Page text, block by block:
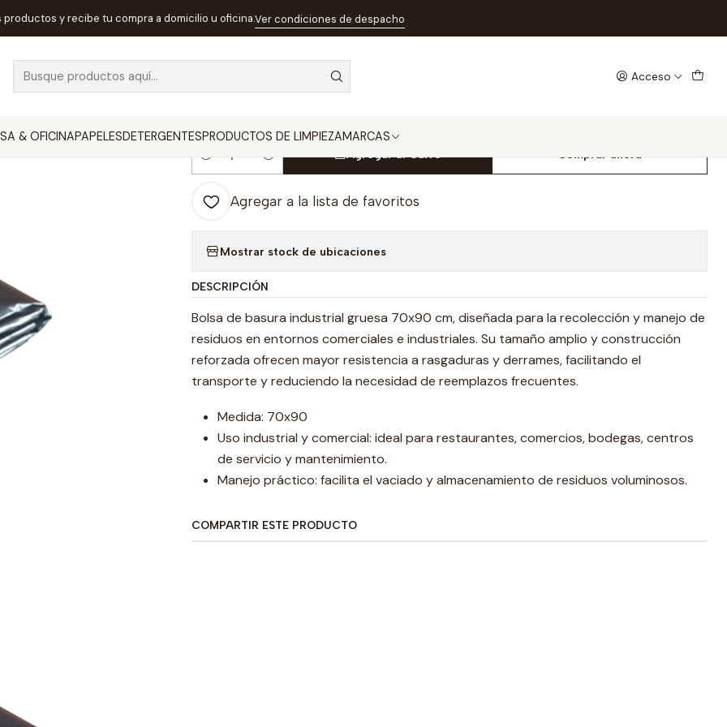
Acceso
& OFICINAPAPELESDETERGENTESPRODUCTOS DE LIMPIEZAMARCAS
productos y recibe tu compra a domicilio u oficina.Ver condiciones de despacho
EMPRESA & OFICINA Bolsa de Basura Industrial 70x90 Pack 20 Unidades
Bolsa de Basura Industrial 70x90 Pack 20
Cantidad
Agregar al Carro Comprar ahora
Agregar a la lista de favoritos
Mostrar stock de ubicaciones
DESCRIPCIÓN
Bolsa de basura industrial gruesa 70x90 cm, diseñada para la recolección y manejo de
residuos en entornos comerciales e industriales. Su tamaño amplio y construcción
reforzada ofrecen mayor resistencia a rasgaduras y derrames, facilitando el
transporte y reduciendo la necesidad de reemplazos frecuentes.
Medida: 70x90
Uso industrial y comercial: ideal para restaurantes, comercios, bodegas, centros
de servicio y mantenimiento.
Manejo práctico: facilita el vaciado y almacenamiento de residuos voluminosos.
COMPARTIR ESTE PRODUCTO